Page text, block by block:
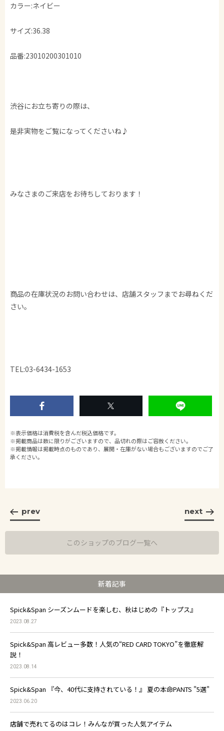
カラー:ネイビー
サイズ:36.38
品番:23010200301010
渋谷にお立ち寄りの際は、
是非実物をご覧になってくださいね♪
みなさまのご来店をお待ちしております！
商品の在庫状況のお問い合わせは、店舗スタッフまでお尋ねくだ
さい。
TEL:03-6434-1653
※表示価格は消費税を含んだ税込価格です。
※掲載商品は数に限りがございますので、品切れの際はご容赦ください。
※掲載情報は掲載時点のものであり、展開・在庫がない場合もございますのでご了
承ください。
prev next
このショップのブログ一覧へ
新着記事
Spick&Span シーズンムードを楽しむ、秋はじめの『トップス』
2023.08.27
Spick&Span 高レビュー多数！人気の“RED CARD TOKYO”を徹底解
説！
2023.08.14
Spick&Span 『今、40代に支持されている！』 夏の本命PANTS "5選"
2023.06.20
店舗で売れてるのはコレ！みんなが買った人気アイテム